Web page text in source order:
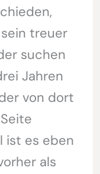
treuer
suchen
Jahren
von dort
ist es eben
als